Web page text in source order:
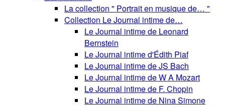
La collection " Portrait en musique de… "
Collection Le Journal intime de…
Le Journal intime de Leonard
Bernstein
Le Journal intime d'Édith Piaf
Le Journal intime de JS Bach
Le Journal intime de W A Mozart
Le Journal intime de F. Chopin
Le Journal intime de Nina Simone